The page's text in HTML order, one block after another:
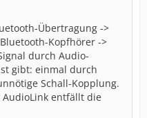
Übertragung ->
Kopfhörer ->
durch Audio-
gibt: einmal durch
Schall-Kopplung.
entfällt die